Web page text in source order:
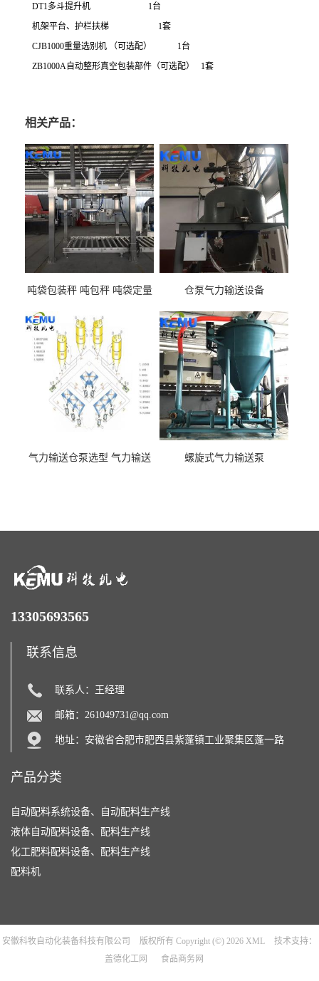
DT1多斗提升机 1台
机架平台、护栏扶梯
1套
CJB1000重量选别机 （可选配） 1台
ZB1000A自动整形真空包装部件（可选配） 1套
相关产品：
吨袋包装秤 吨包秤 吨袋定量
仓泵气力输送设备
气力输送仓泵选型 气力输送
螺旋式气力输送泵
13305693565
联系信息
联系人：王经理
邮箱： 261049731@qq.com
地址：安徽省合肥市肥西县紫蓬镇工业聚集区蓬一路
产品分类
自动配料系统设备、自动配料生产线
液体自动配料设备、配料生产线
化工肥料配料设备、配料生产线
配料机
安徽科牧自动化装备科技有限公司 版权所有 Copyright (©) 2026 XML
技术支持：
盖德化工网
食品商务网